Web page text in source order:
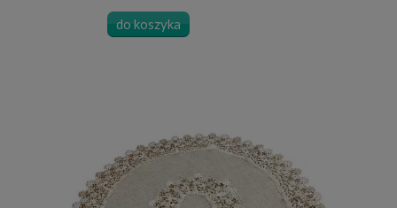
do koszyka